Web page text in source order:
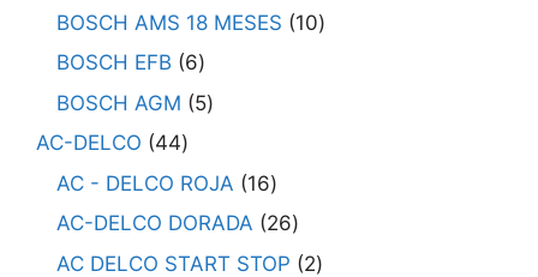
BOSCH AMS 18 MESES
10
BOSCH EFB
6
BOSCH AGM
5
AC-DELCO
44
AC - DELCO ROJA
16
AC-DELCO DORADA
26
AC DELCO START STOP
2